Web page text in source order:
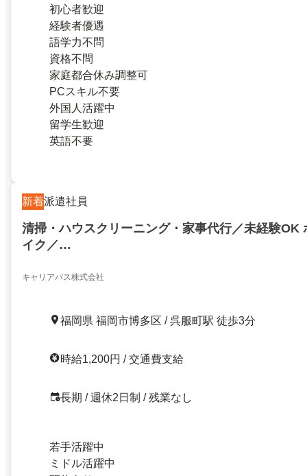
初心者歓迎
経験者優遇
語学力不問
資格不問
家庭都合休み調整可
PCスキル不要
外国人活躍中
留学生歓迎
英語不要
新着派遣社員
清掃・ハウスクリーニング・家事代行／未経験OK
イク／…
キャリアパス株式会社
福岡県 福岡市博多区 / 呉服町駅 徒歩3分
時給1,200円 / 交通費支給
長期 / 週休2日制 / 残業なし
若手活躍中
ミドル活躍中